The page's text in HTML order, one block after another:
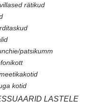
rätikud
patsikumm
kotid
LASTELE